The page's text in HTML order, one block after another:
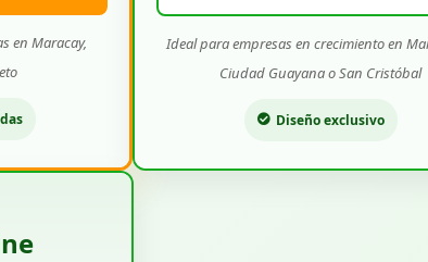
en Maracay,
Ideal para empresas en crecimiento en
Ciudad Guayana o San Cristóbal
Diseño exclusivo